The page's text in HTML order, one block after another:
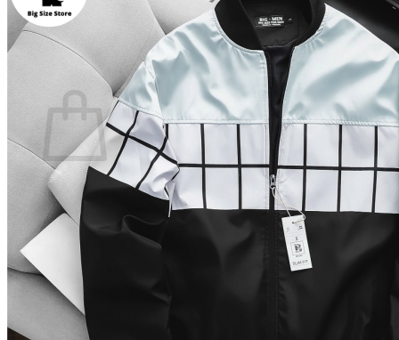
Quay trở lại cửa hàng
Giỏ hàng
Chưa có sản phẩm trong giỏ hàng.
Quay trở lại cửa hàng